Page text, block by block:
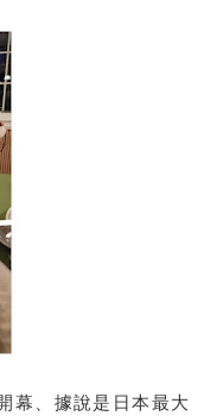
幕、據說是日本最大